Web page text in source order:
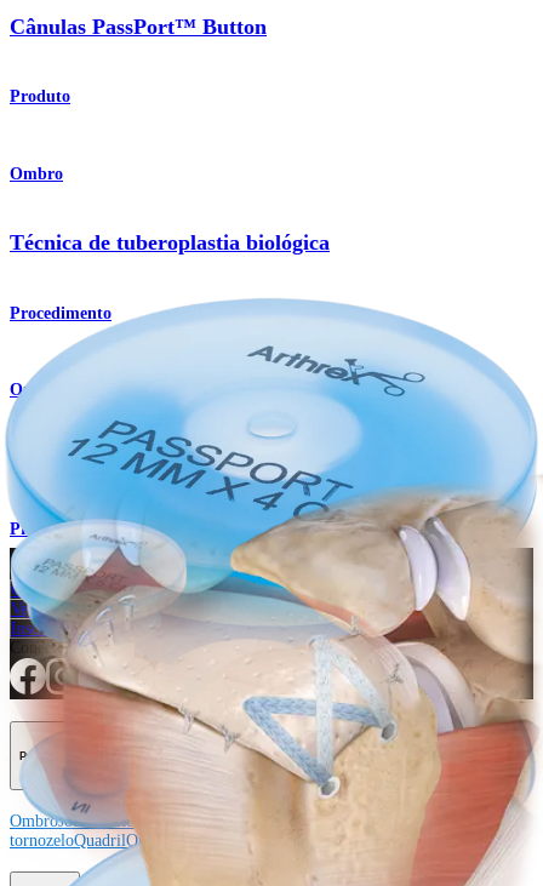
Cânulas PassPort™ Button
Produto
Ombro
Técnica de tuberoplastia biológica
Procedimento
Ombro
Técnica de reconstrução capsular superior (SCR)
Procedimento
Como podemos ajudar?
Contacte um representante
Veja eventos, laboratórios e oportunidades educacionais
Inscreva-se para receber: O que há de novo na Arthrex?
Conecte-se conosco
Procedimento
OmbroJoelhoCotovelo Mão e punho
tornozeloQuadrilOrtobiológicos Cirurgia cardiotorácica Coluna vertebral